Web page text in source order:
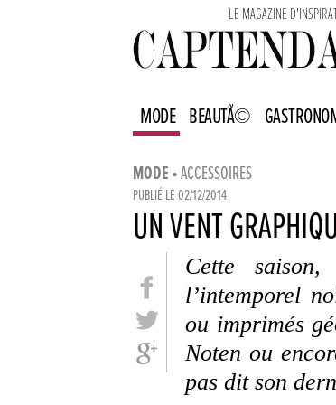
LE MAGAZINE
MODE BEAUTÃ©
MODE• ACCESSOIRES
PUBLIÉ LE02/12/2014
UN VENT
Cette
l’intemporel
ou imprimés
Noten ou
pas dit son